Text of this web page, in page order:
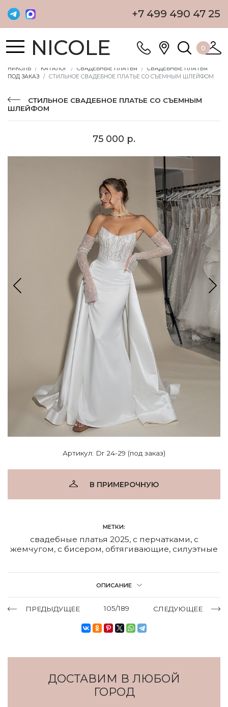
+7 499 490 47 25
NICOLE 0
НИКОЛЬ КАТАЛОГ СВАДЕБНЫЕ ПЛАТЬЯ
СВАДЕБНЫЕ ПЛАТЬЯ
ПОД ЗАКАЗ
СТИЛЬНОЕ СВАДЕБНОЕ ПЛАТЬЕ СО СЪЕМНЫМ ШЛЕЙФОМ
СТИЛЬНОЕ СВАДЕБНОЕ ПЛАТЬЕ СО СЪЕМНЫМ
ШЛЕЙФОМ
75 000 р.
Артикул: Dr 24-29 (под заказ)
В ПРИМЕРОЧНУЮ
МЕТКИ:
свадебные платья 2025, с перчатками, с
жемчугом, с бисером, обтягивающие, силуэтные
ОПИСАНИЕ
ПРЕДЫДУЩЕЕ 105/189 СЛЕДУЮЩЕЕ
ДОСТАВИМ В ЛЮБОЙ
ГОРОД